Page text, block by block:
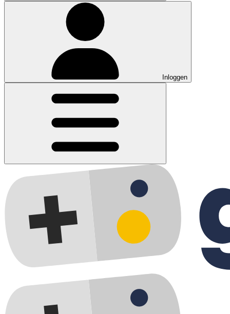
Inloggen